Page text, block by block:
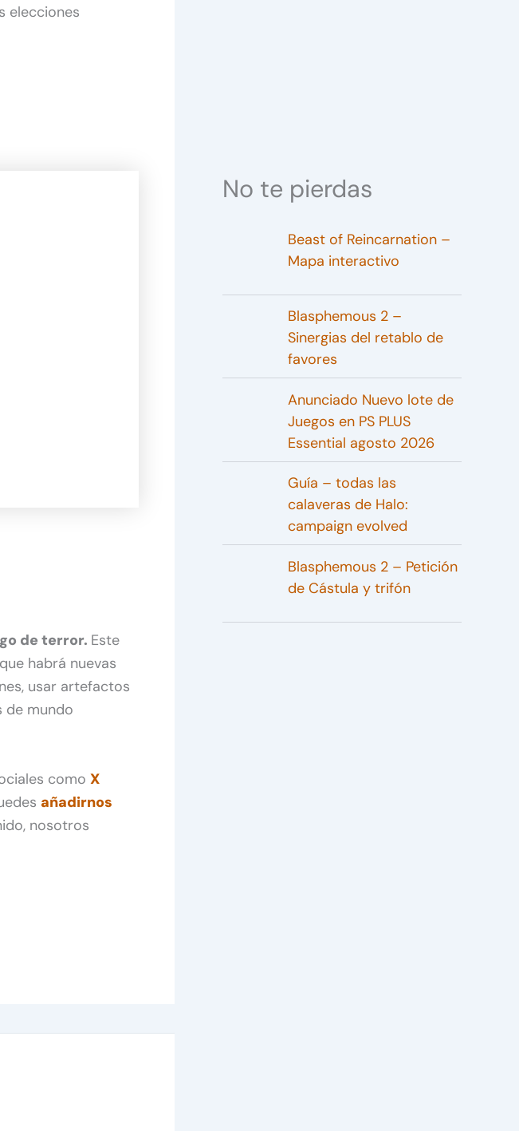
elecciones
de terror. Este
habrá nuevas
usar artefactos
de mundo
como X
añadirnos
nosotros
No te pierdas
Beast of Reincarnation –
Mapa interactivo
Blasphemous 2 –
Sinergias del retablo de
favores
Anunciado Nuevo lote de
Juegos en PS PLUS
Essential agosto 2026
Guía – todas las
calaveras de Halo:
campaign evolved
Blasphemous 2 – Petición
de Cástula y trifón